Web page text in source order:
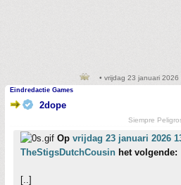
• vrijdag 23 januari 2026
Eindredactie Games
2dope
Siempre
Op vrijdag 23 januari 2026
TheStigsDutchCousin het volgende:
[..]